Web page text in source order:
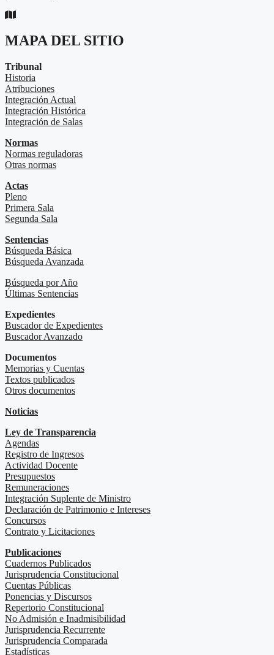
MAPA DEL SITIO
Tribunal
Historia
Atribuciones
Integración Actual
Integración Histórica
Integración de Salas
Normas
Normas reguladoras
Otras normas
Actas
Pleno
Primera Sala
Segunda Sala
Sentencias
Búsqueda Básica
Búsqueda Avanzada
Búsqueda por Año
Últimas Sentencias
Expedientes
Buscador de Expedientes
Buscador Avanzado
Documentos
Memorias y Cuentas
Textos publicados
Otros documentos
Noticias
Ley de Transparencia
Agendas
Registro de Ingresos
Actividad Docente
Presupuestos
Remuneraciones
Integración Suplente de Ministro
Declaración de Patrimonio e Intereses
Concursos
Contrato y Licitaciones
Publicaciones
Cuadernos Publicados
Jurisprudencia Constitucional
Cuentas Públicas
Ponencias y Discursos
Repertorio Constitucional
No Admisión e Inadmisibilidad
Jurisprudencia Recurrente
Jurisprudencia Comparada
Estadísticas